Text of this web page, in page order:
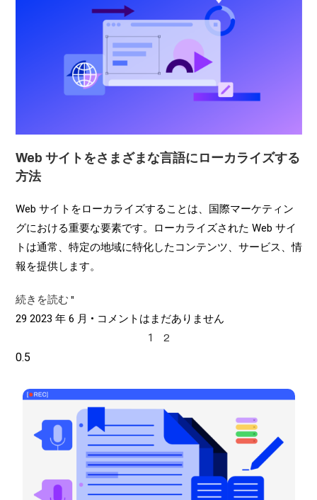
Web サイトをさまざまな言語にローカライズする
方法
Web サイトをローカライズすることは、国際マーケティン
グにおける重要な要素です。ローカライズされた Web サイ
トは通常、特定の地域に特化したコンテンツ、サービス、情
報を提供します。
続きを読む "
29 2023 年 6 月
コメントはまだありません
1
2